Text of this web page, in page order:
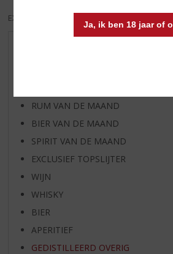
Ja, ik ben 18 jaar of
EXCL. BTW
RUM VAN DE MAAND
BIER VAN DE MAAND
SPIRIT VAN DE MAAND
EXCLUSIEF TOPSLIJTER
WIJN
WHISKY
BIER
APERITIEF
GEDISTILLEERD OVERIG